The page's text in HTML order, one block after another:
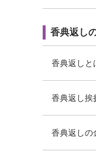
香典返し
香典返しと
香典返し挨
香典返しの